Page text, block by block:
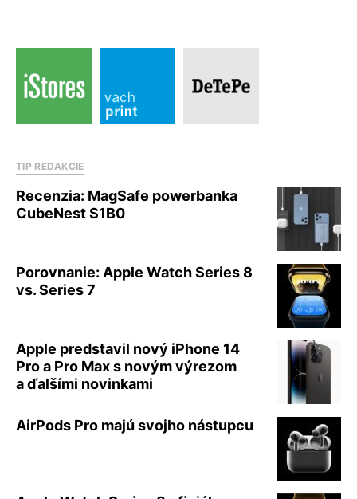
TIP REDAKCIE
Recenzia: MagSafe powerbanka
CubeNest S1B0
Porovnanie: Apple Watch Series 8
vs. Series 7
Apple predstavil nový iPhone 14
Pro a Pro Max s novým výrezom
a ďalšími novinkami
AirPods Pro majú svojho nástupcu